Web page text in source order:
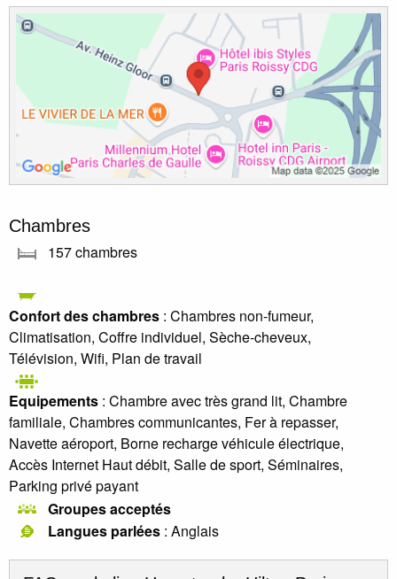
Chambres
157 chambres
Confort des chambres : Chambres non-fumeur,
Climatisation, Coffre individuel, Sèche-cheveux,
Télévision, Wifi, Plan de travail
Equipements : Chambre avec très grand lit, Chambre
familiale, Chambres communicantes, Fer à repasser,
Navette aéroport, Borne recharge véhicule électrique,
Accès Internet Haut débit, Salle de sport, Séminaires,
Parking privé payant
Groupes acceptés
Langues parlées : Anglais